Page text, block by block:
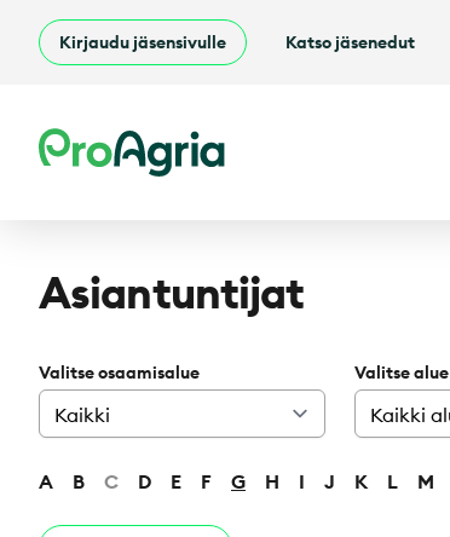
Kirjaudu jäsensivulle Katso jäsenedut
ProAgria
Asiantuntijat
Valitse osaamisalue Valitse alue
A B C D E F G H I J K L M